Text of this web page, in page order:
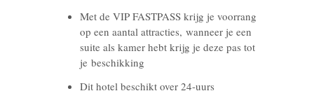
Met de VIP FASTPASS krijg je voorrang
op een aantal attracties, wanneer je een
suite als kamer hebt krijg je deze pas tot
je beschikking
Dit hotel beschikt over 24-uurs